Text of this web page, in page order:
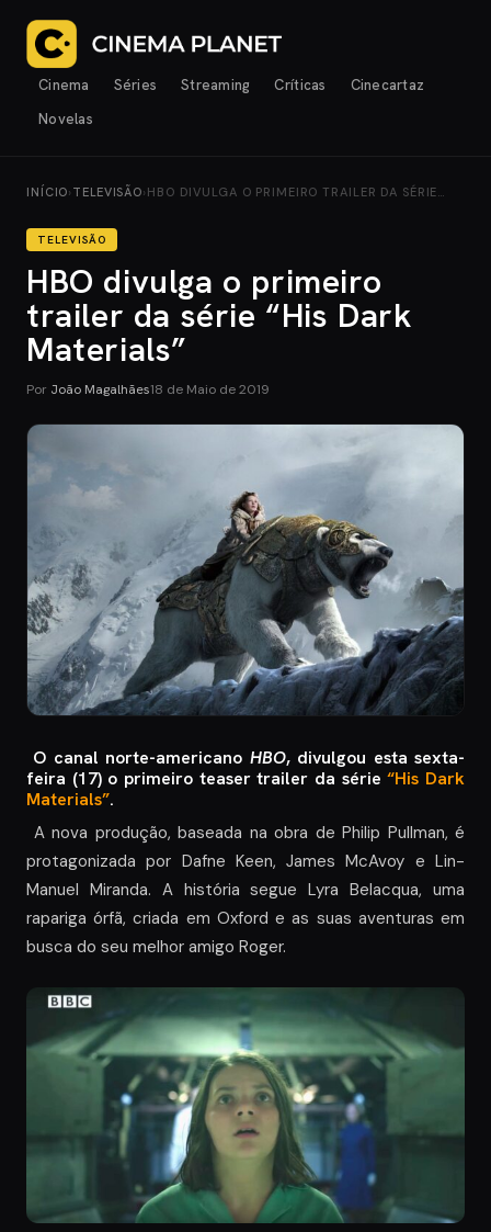
Cinema Séries Streaming Críticas
Cinecartaz
Novelas
INÍCIO› TELEVISÃO› HBO DIVULGA O PRIMEIRO TRAILER DA SÉRIE…
TELEVISÃO
HBO divulga o primeiro
trailer da série “His Dark
Materials”
Por João Magalhães18 de Maio de 2019
O canal norte-americano HBO, divulgou esta sexta-
feira (17) o primeiro teaser trailer da série“His Dark
Materials”.
A nova produção, baseada na obra de Philip Pullman, é
protagonizada por Dafne Keen, James McAvoy e Lin-
Manuel Miranda. A história segue Lyra Belacqua, uma
rapariga órfã, criada em Oxford e as suas aventuras em
busca do seu melhor amigo Roger.